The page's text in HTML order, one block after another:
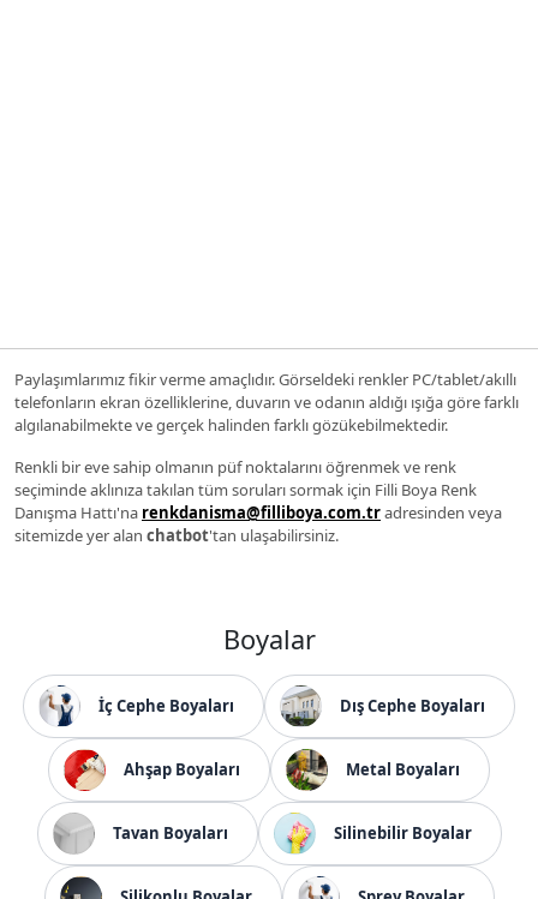
Paylaşımlarımız fikir verme amaçlıdır. Görseldeki renkler PC/tablet/akıllı
telefonların ekran özelliklerine, duvarın ve odanın aldığı ışığa göre farklı
algılanabilmekte ve gerçek halinden farklı gözükebilmektedir.
Renkli bir eve sahip olmanın püf noktalarını öğrenmek ve renk
seçiminde aklınıza takılan tüm soruları sormak için Filli Boya Renk
Danışma Hattı'na renkdanisma@filliboya.com.tradresinden veya
sitemizde yer alan chatbot'tan ulaşabilirsiniz.
Boyalar
İç Cephe Boyaları Dış Cephe Boyaları
Ahşap Boyaları Metal Boyaları
Tavan Boyaları Silinebilir Boyalar